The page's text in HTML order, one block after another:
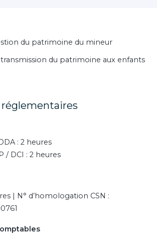
du patrimoine du mineur
du patrimoine aux enfants
réglementaires
: 2 heures
/ DCI : 2 heures
| N° d’homologation CSN :